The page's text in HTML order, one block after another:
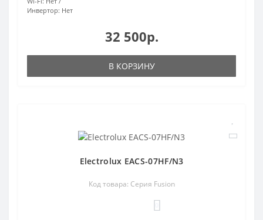
Инвертор: Нет
32 500р.
В КОРЗИНУ
Electrolux EACS-07HF/N3
Код товара: Серия Fusion